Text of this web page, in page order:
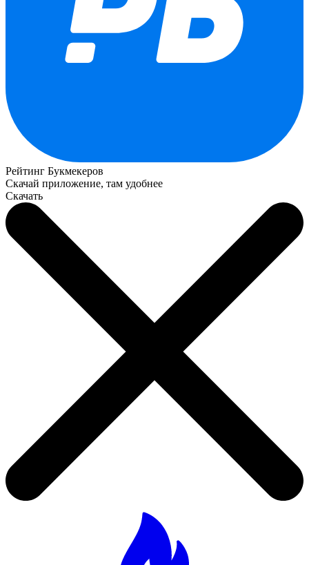
Рейтинг Букмекеров
Скачай приложение, там удобнее
Скачать